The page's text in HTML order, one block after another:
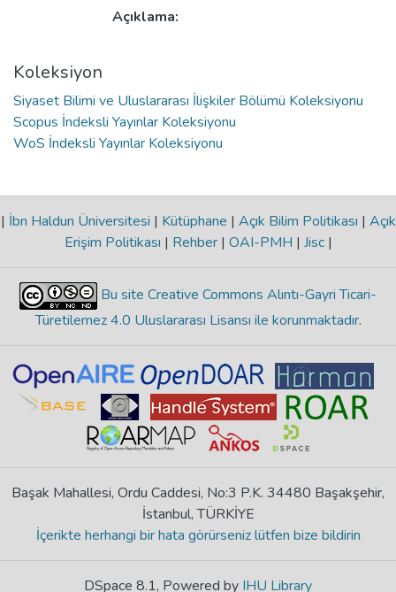
Açıklama:
Koleksiyon
Siyaset Bilimi ve Uluslararası İlişkiler Bölümü Koleksiyonu
Scopus İndeksli Yayınlar Koleksiyonu
WoS İndeksli Yayınlar Koleksiyonu
| İbn Haldun Üniversitesi | Kütüphane | Açık Bilim Politikası | Açık
Erişim Politikası | Rehber | OAI-PMH | Jisc |
Bu site Creative Commons Alıntı-Gayri Ticari-
Türetilemez 4.0 Uluslararası Lisansı ile korunmaktadır.
Başak Mahallesi, Ordu Caddesi, No:3 P.K. 34480 Başakşehir,
İstanbul, TÜRKİYE
İçerikte herhangi bir hata görürseniz lütfen bize bildirin
DSpace 8.1, Powered by IHU Library